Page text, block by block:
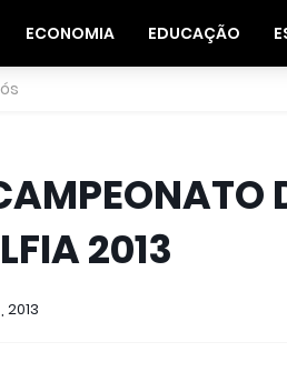
ECONOMIA EDUCAÇÃO
2013